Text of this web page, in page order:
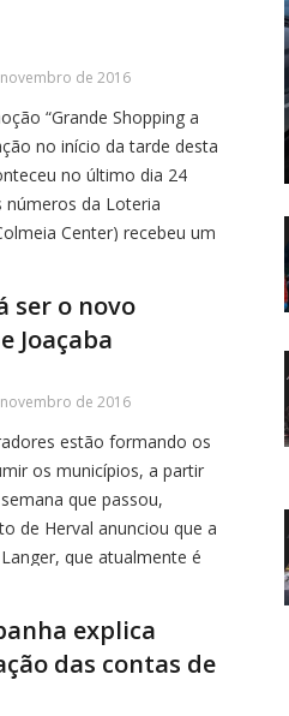
de 2016
“Grande Shopping a
no início da tarde desta
no último dia 24
números da Loteria
Center) recebeu um
ser o novo
Joaçaba
de 2016
estão formando os
os municípios, a partir
que passou,
de Herval anunciou que a
que atualmente é
explica
das contas de